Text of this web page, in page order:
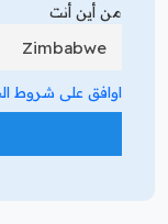
من أين أنت
اوافق على شروط